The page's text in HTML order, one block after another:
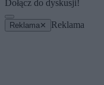
Dołącz do dyskusji!
Reklama ✕ Reklama